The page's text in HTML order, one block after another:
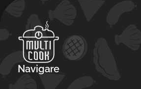
Navigare